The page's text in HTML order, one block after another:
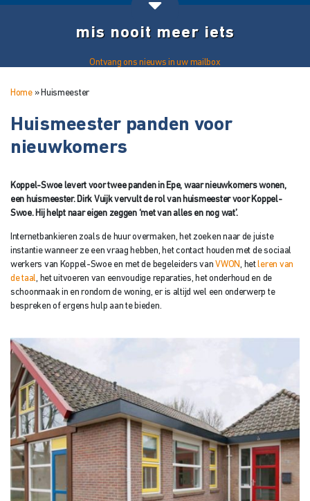
mis nooit meer iets
Ontvang ons nieuws in uw mailbox
Home» Huismeester
Huismeester panden voor
nieuwkomers
Koppel-Swoe levert voor twee panden in Epe, waar nieuwkomers wonen,
een huismeester. Dirk Vuijk vervult de rol van huismeester voor Koppel-
Swoe. Hij helpt naar eigen zeggen ‘met van alles en nog wat’.
Internetbankieren zoals de huur overmaken, het zoeken naar de juiste
instantie wanneer ze een vraag hebben, het contact houden met de sociaal
werkers van Koppel-Swoe en met de begeleiders vanVWON, hetleren van
de taal, het uitvoeren van eenvoudige reparaties, het onderhoud en de
schoonmaak in en rondom de woning, er is altijd wel een onderwerp te
bespreken of ergens hulp aan te bieden.